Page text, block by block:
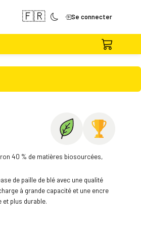
🇫🇷 Se connecter
40 % de matières biosourcées,
de paille de blé avec une qualité
à grande capacité et une encre
plus durable.